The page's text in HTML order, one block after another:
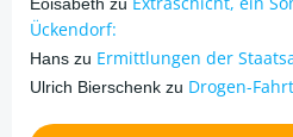
Ückendorf:
Hans zu Ermittlungen der
Ulrich Bierschenk zu Drogen-